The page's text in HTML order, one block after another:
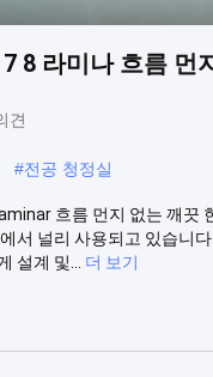
8 라미나 흐름 먼
견
#전공 청정실
흐름 먼지 없는 깨끗
서 널리 사용되고 있습니
설계 및...
더 보기